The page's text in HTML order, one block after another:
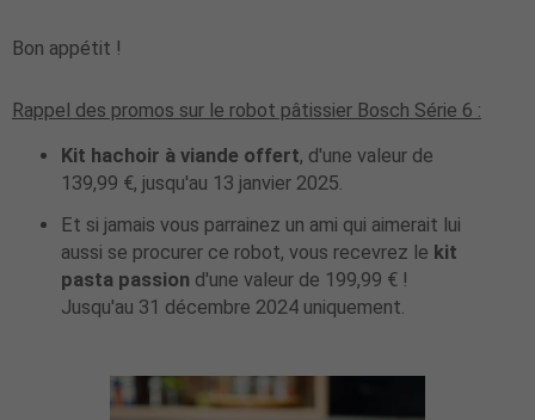
Bon appétit !
Rappel des promos sur le robot pâtissier Bosch Série 6 :
Kit hachoir à viande offert, d'une valeur de
139,99 €, jusqu'au 13 janvier 2025.
Et si jamais vous parrainez un ami qui aimerait lui
aussi se procurer ce robot, vous recevrez le kit
pasta passion d'une valeur de 199,99 € !
Jusqu'au 31 décembre 2024 uniquement.